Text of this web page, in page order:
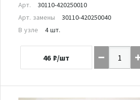
Арт.
30110-420250010
Арт. замены
30110-420250040
В узле
4 шт.
46 ₽/шт